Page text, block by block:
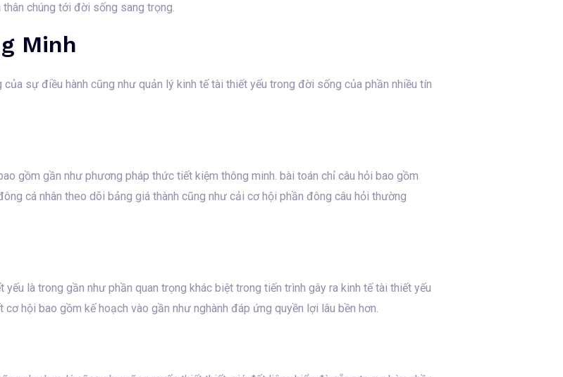
chúng tới đời sống sang trọng.
Minh
sự điều hành cũng như quản lý kinh tế tài thiết yếu trong đời sống của phần nhiều tín
gồm gần như phương pháp thức tiết kiệm thông minh. bài toán chỉ câu hỏi bao gồm
cá nhân theo dõi bảng giá thành cũng như cải cơ hội phần đông câu hỏi thường
là trong gần như phần quan trọng khác biệt trong tiến trình gây ra kinh tế tài thiết yếu
hội bao gồm kế hoạch vào gần như nghành đáp ứng quyền lợi lâu bền hơn.